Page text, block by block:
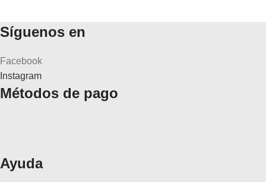
Síguenos en
Facebook
Instagram
Métodos de pago
Ayuda